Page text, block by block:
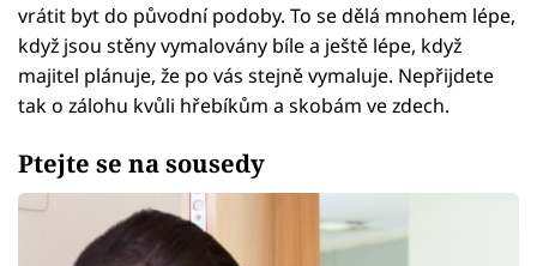
vrátit byt do původní podoby. To se dělá mnohem lépe,
když jsou stěny vymalovány bíle a ještě lépe, když
majitel plánuje, že po vás stejně vymaluje. Nepřijdete
tak o zálohu kvůli hřebíkům a skobám ve zdech.
Ptejte se na sousedy